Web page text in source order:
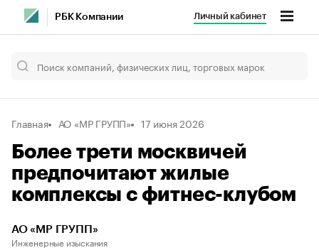
РБК Компании Личный кабинет
Главная АО «МР ГРУПП» 17 июня 2026
Более трети москвичей
предпочитают жилые
комплексы с фитнес-клубом
АО «МР ГРУПП»
Инженерные изыскания